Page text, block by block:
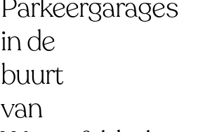
Parkeergarages
in de
buurt
van